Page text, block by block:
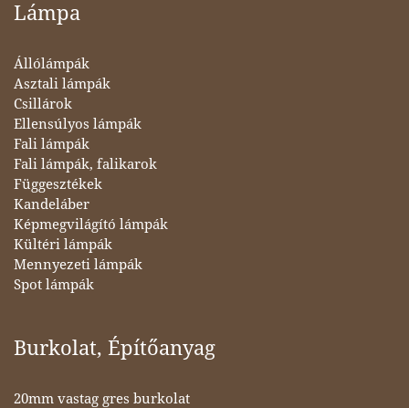
Lámpa
Állólámpák
Asztali lámpák
Csillárok
Ellensúlyos lámpák
Fali lámpák
Fali lámpák, falikarok
Függesztékek
Kandeláber
Képmegvilágító lámpák
Kültéri lámpák
Mennyezeti lámpák
Spot lámpák
Burkolat, Építőanyag
20mm vastag gres burkolat